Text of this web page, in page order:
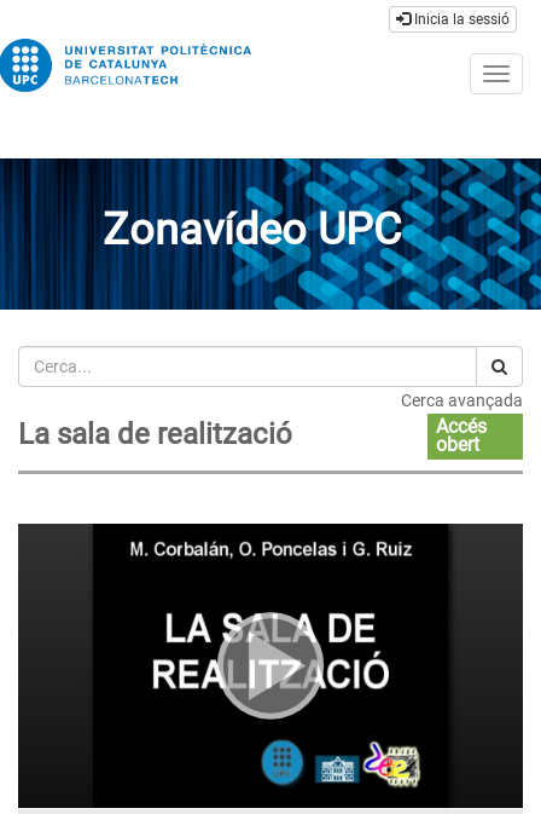
Inicia la sessió
Zonavídeo UPC
Cerca
Cerca avançada
La sala de realització
Accés
obert